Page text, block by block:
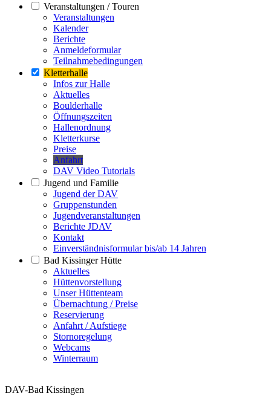
Veranstaltungen / Touren
Veranstaltungen
Kalender
Berichte
Anmeldeformular
Teilnahmebedingungen
Kletterhalle
Infos zur Halle
Aktuelles
Boulderhalle
Öffnungszeiten
Hallenordnung
Kletterkurse
Preise
Anfahrt
DAV Video Tutorials
Jugend und Familie
Jugend der DAV
Gruppenstunden
Jugendveranstaltungen
Berichte JDAV
Kontakt
Einverständnisformular bis/ab 14 Jahren
Bad Kissinger Hütte
Aktuelles
Hüttenvorstellung
Unser Hüttenteam
Übernachtung / Preise
Reservierung
Anfahrt / Aufstiege
Stornoregelung
Webcams
Winterraum
DAV-Bad Kissingen